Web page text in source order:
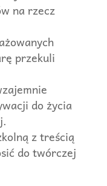
na rzecz
przekuli
do życia
z treścią
do twórczej